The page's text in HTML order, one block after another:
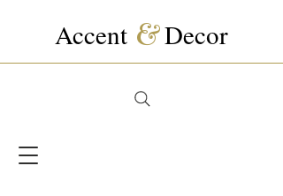
Accent &Decor